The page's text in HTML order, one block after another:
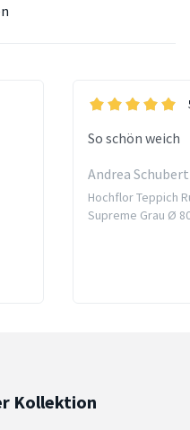
So schön weich
Andrea
Hochflor Teppich
Supreme Grau Ø
Kollektion